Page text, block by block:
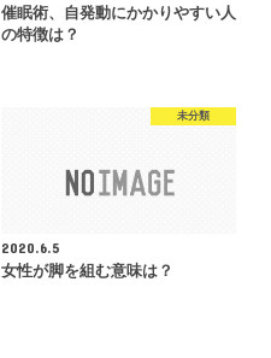
催眠術、自発動にかかりやすい人
の特徴は？
未分類
2020.6.5
女性が脚を組む意味は？